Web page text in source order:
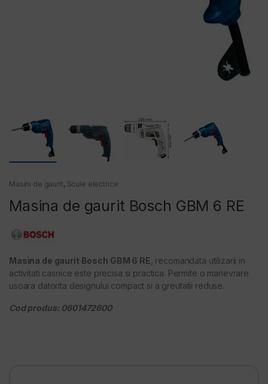
Masini de gaurit, Scule electrice
Masina de gaurit Bosch GBM 6 RE
Masina de gaurit Bosch GBM 6 RE, recomandata utilizarii in
activitati casnice este precisa si practica. Permite o manevrare
usoara datorita designului compact si a greutatii reduse.
Cod produs: 0601472600